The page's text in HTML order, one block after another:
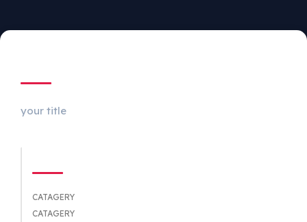
your title
CATAGERY
CATAGERY